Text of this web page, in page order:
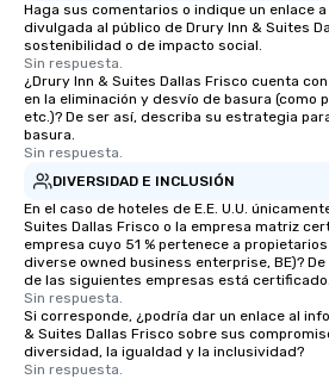
Haga sus comentarios o indique un enlace
divulgada al público de Drury Inn & Suites
sostenibilidad o de impacto social.
Sin respuesta.
¿Drury Inn & Suites Dallas Frisco cuenta
en la eliminación y desvío de basura (como
etc.)? De ser así, describa su estrategia
basura.
Sin respuesta.
DIVERSIDAD E INCLUSIÓN
En el caso de hoteles de E.E. U.U.
Suites Dallas Frisco o la empresa matriz
empresa cuyo 51 % pertenece a
diverse owned business enterprise, BE)?
de las siguientes empresas está certificado.
Sin respuesta.
Si corresponde, ¿podría dar un enlace al
& Suites Dallas Frisco sobre sus
diversidad, la igualdad y la inclusividad?
Sin respuesta.